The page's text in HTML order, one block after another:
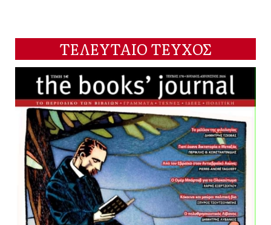
ΤΕΛΕΥΤΑΙΟ ΤΕΥΧΟΣ